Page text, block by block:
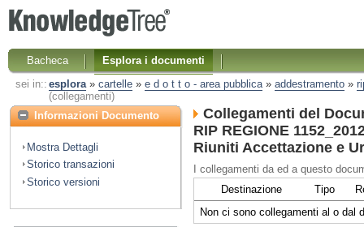
Bacheca
Esplora i documenti
sei in:: esplora» cartelle» e d o t t o - area pubblica» addestramento»
(collegamenti)
Informazioni Documento
Mostra Dettagli
Storico transazioni
Storico versioni
Collegamenti del
RIP REGIONE
Riuniti Accettazione e
I collegamenti da ed a questo
Destinazione
Tipo
Non ci sono collegamenti al o dal